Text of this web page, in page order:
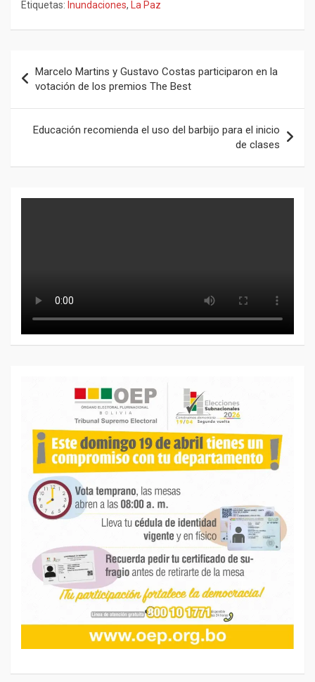
Etiquetas: Inundaciones, La Paz
de
entradas
Marcelo Martins y Gustavo Costas participaron en la
votación de los premios The Best
Educación recomienda el uso del barbijo para el inicio
de clases